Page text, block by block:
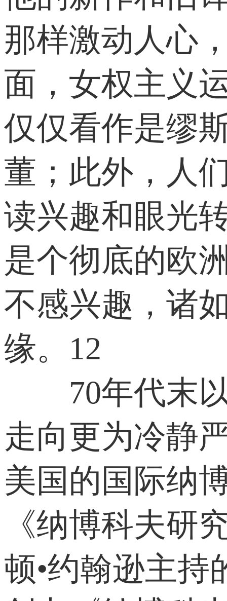
那样激动人心
面，女权主义
仅仅看作是缪
董；此外，人
读兴趣和眼光
是个彻底的欧
不感兴趣，诸
缘。12
70年代末以
走向更为冷静
美国的国际纳
《纳博科夫研
顿•约翰逊主